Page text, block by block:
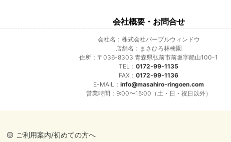
会社概要・お問合せ
会社名：株式会社パープルウィンドウ
店舗名：まさひろ林檎園
住所：〒036-8303 青森県弘前市前坂字船山100-1
TEL：0172-99-1135
FAX：0172-99-1136
E-MAIL：info@masahiro-ringoen.com
営業時間：9:00〜15:00（土・日・祝日以外）
ご利用案内/初めての方へ